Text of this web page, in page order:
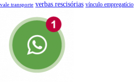
vale transporte verbas rescisórias vínculo empregatício